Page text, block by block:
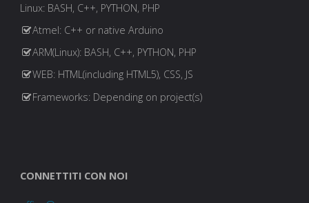
Linux: BASH, C++, PYTHON, PHP
Atmel: C++ or native Arduino
ARM(Linux): BASH, C++, PYTHON, PHP
WEB: HTML(including HTML5), CSS, JS
Frameworks: Depending on project(s)
CONNETTITI CON NOI